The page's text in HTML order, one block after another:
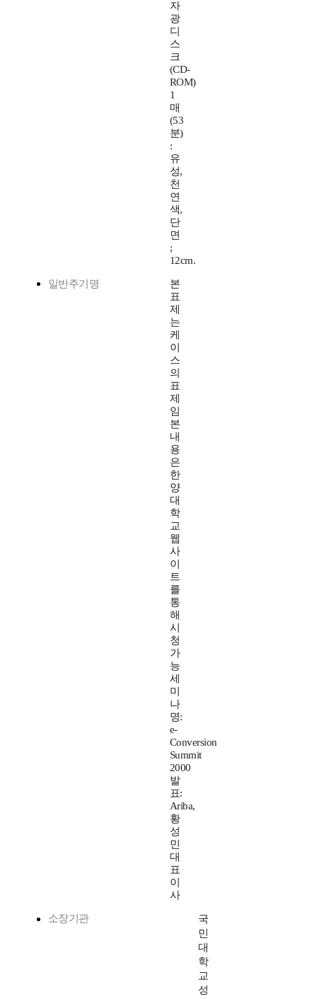
자
광
디
스
크
(CD-
ROM)
1
매
(53
분)
:
유
성,
천
연
색,
단
면
;
12cm.
일반주기명
본
표
제
는
케
이
스
의
표
제
임
본
내
용
은
한
양
대
학
교
웹
사
이
트
를
통
해
시
청
가
능
세
미
나
명:
e-
Conversion
Summit
2000
발
표:
Ariba,
황
성
민
대
표
이
사
소장기관
국
민
대
학
교
성